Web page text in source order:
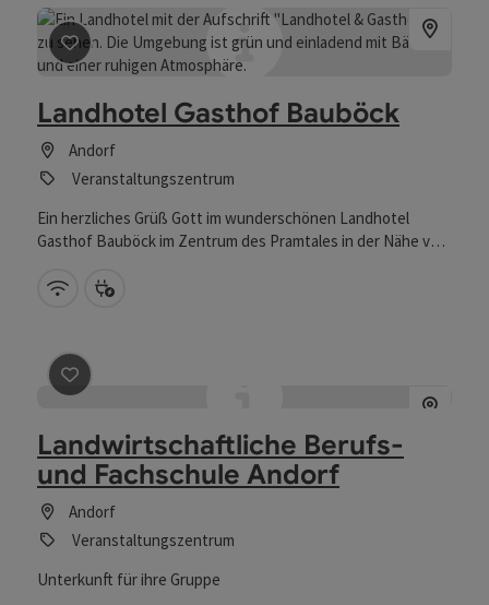
Beitrag merken: Landhotel Gasthof Bauböck
Landhotel Gasthof Bauböck
Andorf
Veranstaltungszentrum
Ein herzliches Grüß Gott im wunderschönen Landhotel
Gasthof Bauböck im Zentrum des Pramtales in der Nähe von
Verweilen ein wie die hervorragende regionale und saisonale
Baumkronenweg Kopfing, Therme Geinberg, Therme Bad
Schallerbach, Erlebnisbad und Schifffahrt in Passau,
Barockstadt Schärding, Brauereibesichtigungen,
W-Lan (kostenlos)
Beitrag merken : Landwirtschaftliche Berufs- und
Landwirtschaftliche Berufs-
und Fachschule Andorf
Andorf
Veranstaltungszentrum
Unterkunft für ihre Gruppe